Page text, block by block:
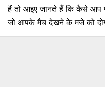
हैं तो आइए जानते हैं कि कैसे आप
जो आपके मैच देखने के मजे को